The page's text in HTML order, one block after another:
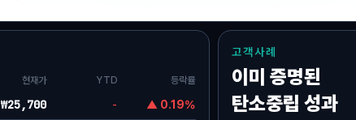
현재가 YTD 등락률
₩25,700 - ▲ 0.19%
고객사례
이미 증명된
탄소중립 성과